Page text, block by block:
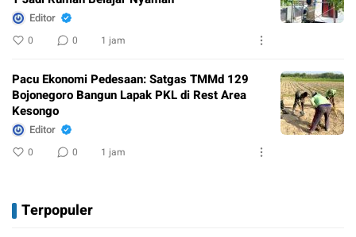
Editor
0 0 1 jam
Pacu Ekonomi Pedesaan: Satgas TMMd 129
Bojonegoro Bangun Lapak PKL di Rest Area
Kesongo
Editor
0 0 1 jam
Terpopuler